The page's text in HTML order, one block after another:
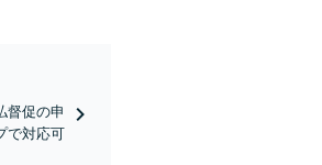
督促の申
で対応可